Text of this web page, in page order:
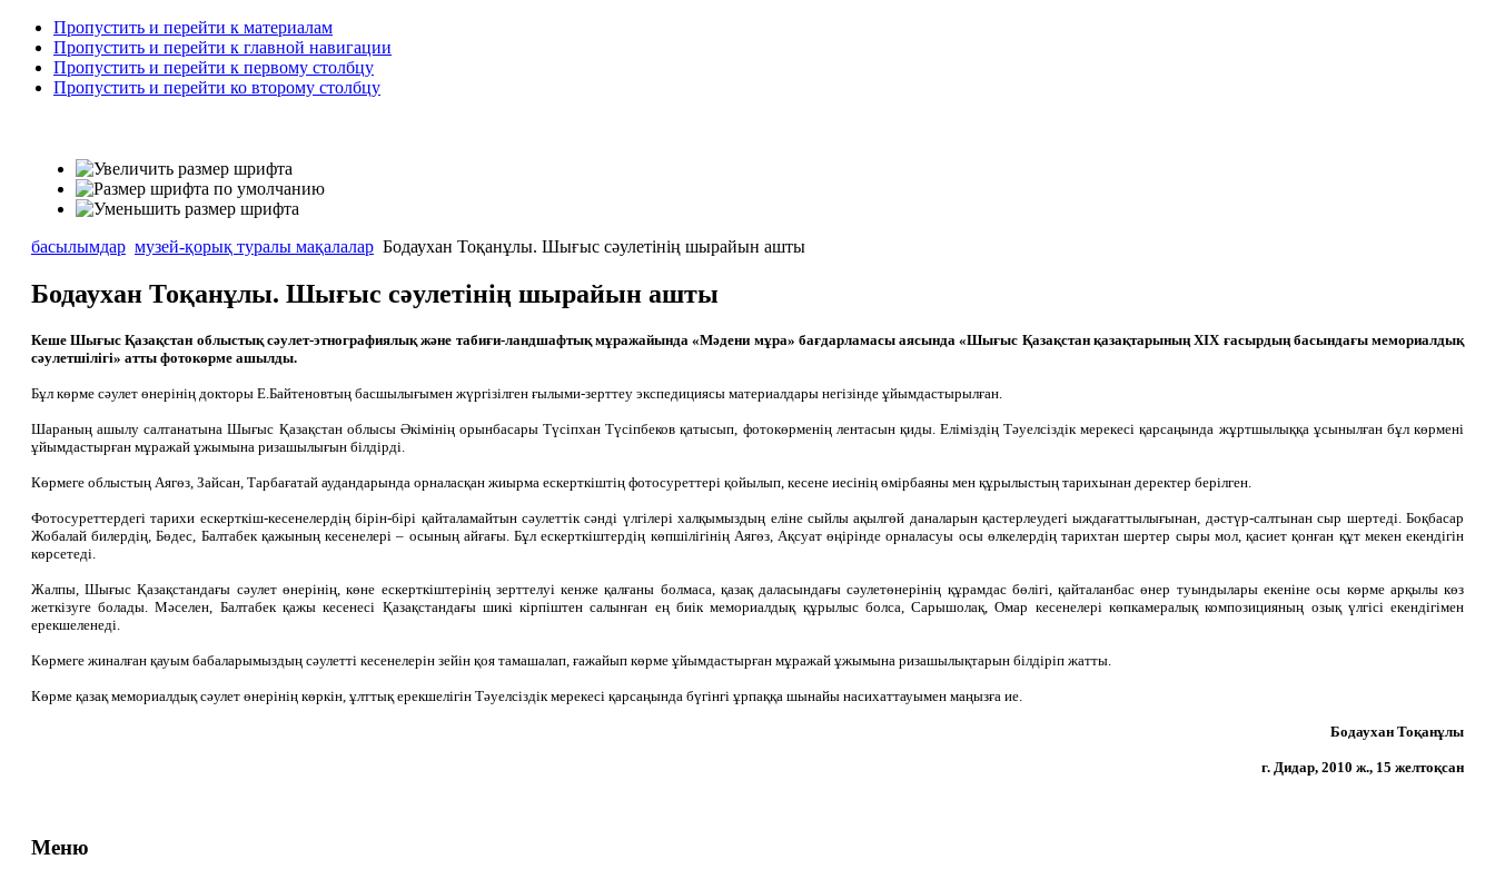
Пропустить и перейти к материалам
Пропустить и перейти к главной навигации
Пропустить и перейти к первому столбцу
Пропустить и перейти ко второму столбцу
басылымдар музей-қорық туралы мақалалар Бодаухан Тоқанұлы. Шығыс сәулетінің шырайын ашты
Бодаухан Тоқанұлы. Шығыс сәулетінің шырайын ашты
Кеше Шығыс Қазақстан облыстық сәулет-этнографиялық және табиғи-ландшафтық мұражайында «Мәдени мұра» бағдарламасы аясында «Шығыс Қазақстан қазақтарының XIX ғасырдың басындағы мемориалдық
сәулетшілігі» атты фотокөрме ашылды.
Бұл көрме сәулет өнерінің докторы Е.Байтеновтың басшылығымен жүргізілген ғылыми-зерттеу экспедициясы материалдары негізінде ұйымдастырылған.
Шараның ашылу салтанатына Шығыс Қазақстан облысы Әкімінің орынбасары Түсіпхан Түсіпбеков қатысып, фотокөрменің лентасын қиды. Еліміздің Тәуелсіздік мерекесі қарсаңында жұртшылыққа ұсынылған бұл көрмені
ұйымдастырған мұражай ұжымына ризашылығын білдірді.
Көрмеге облыстың Аягөз, Зайсан, Тарбағатай аудандарында орналасқан жиырма ескерткіштің фотосуреттері қойылып, кесене иесінің өмірбаяны мен құрылыстың тарихынан деректер берілген.
Фотосуреттердегі тарихи ескерткіш-кесенелердің бірін-бірі қайталамайтын сәулеттік сәнді үлгілері халқымыздың еліне сыйлы ақылгөй даналарын қастерлеудегі ыждағаттылығынан, дәстүр-салтынан сыр шертеді. Боқбасар
Жобалай билердің, Бөдес, Балтабек қажының кесенелері – осының айғағы. Бұл ескерткіштердің көпшілігінің Аягөз, Ақсуат өңірінде орналасуы осы өлкелердің тарихтан шертер сыры мол, қасиет қонған құт мекен екендігін
көрсетеді.
Жалпы, Шығыс Қазақстандағы сәулет өнерінің, көне ескерткіштерінің зерттелуі кенже қалғаны болмаса, қазақ даласындағы сәулетөнерінің құрамдас бөлігі, қайталанбас өнер туындылары екеніне осы көрме арқылы көз
жеткізуге болады. Мәселен, Балтабек қажы кесенесі Қазақстандағы шикі кірпіштен салынған ең биік мемориалдық құрылыс болса, Сарышолақ, Омар кесенелері көпкамералық композицияның озық үлгісі екендігімен
ерекшеленеді.
Көрмеге жиналған қауым бабаларымыздың сәулетті кесенелерін зейін қоя тамашалап, ғажайып көрме ұйымдастырған мұражай ұжымына ризашылықтарын білдіріп жатты.
Көрме қазақ мемориалдық сәулет өнерінің көркін, ұлттық ерекшелігін Тәуелсіздік мерекесі қарсаңында бүгінгі ұрпаққа шынайы насихаттауымен маңызға ие.
Бодаухан Тоқанұлы
г. Дидар, 2010 ж., 15 желтоқсан
Меню